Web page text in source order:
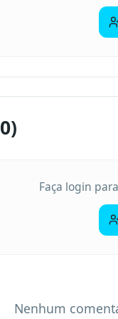
0)
Faça login
Nenhum